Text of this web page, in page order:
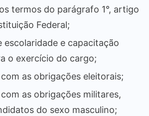
termos do parágrafo 1°, artigo
Federal;
escolaridade e capacitação
o exercício do cargo;
as obrigações eleitorais;
as obrigações militares,
do sexo masculino;